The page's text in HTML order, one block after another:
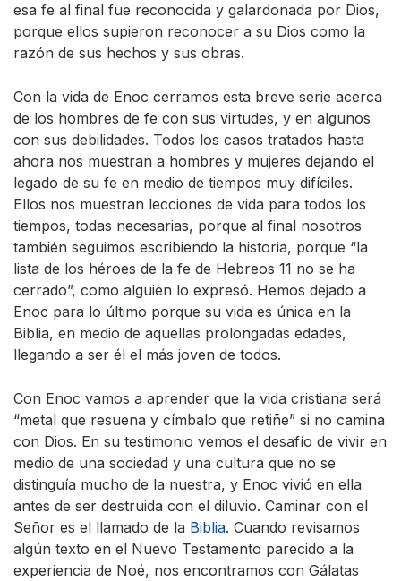
esa fe al final fue reconocida y galardonada por Dios,
porque ellos supieron reconocer a su Dios como la
razón de sus hechos y sus obras.
Con la vida de Enoc cerramos esta breve serie acerca
de los hombres de fe con sus virtudes, y en algunos
con sus debilidades. Todos los casos tratados hasta
ahora nos muestran a hombres y mujeres dejando el
legado de su fe en medio de tiempos muy difíciles.
Ellos nos muestran lecciones de vida para todos los
tiempos, todas necesarias, porque al final nosotros
también seguimos escribiendo la historia, porque “la
lista de los héroes de la fe de Hebreos 11 no se ha
cerrado”, como alguien lo expresó. Hemos dejado a
Enoc para lo último porque su vida es única en la
Biblia, en medio de aquellas prolongadas edades,
llegando a ser él el más joven de todos.
Con Enoc vamos a aprender que la vida cristiana será
“metal que resuena y címbalo que retiñe” si no camina
con Dios. En su testimonio vemos el desafío de vivir en
medio de una sociedad y una cultura que no se
distinguía mucho de la nuestra, y Enoc vivió en ella
antes de ser destruida con el diluvio. Caminar con el
Señor es el llamado de la Biblia. Cuando revisamos
algún texto en el Nuevo Testamento parecido a la
experiencia de Noé, nos encontramos con Gálatas